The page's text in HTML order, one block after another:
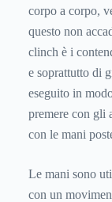
corpo a corpo,
questo non
clinch è i
e soprattutto di
eseguito in
premere con gli
con le mani
Le mani sono
con un